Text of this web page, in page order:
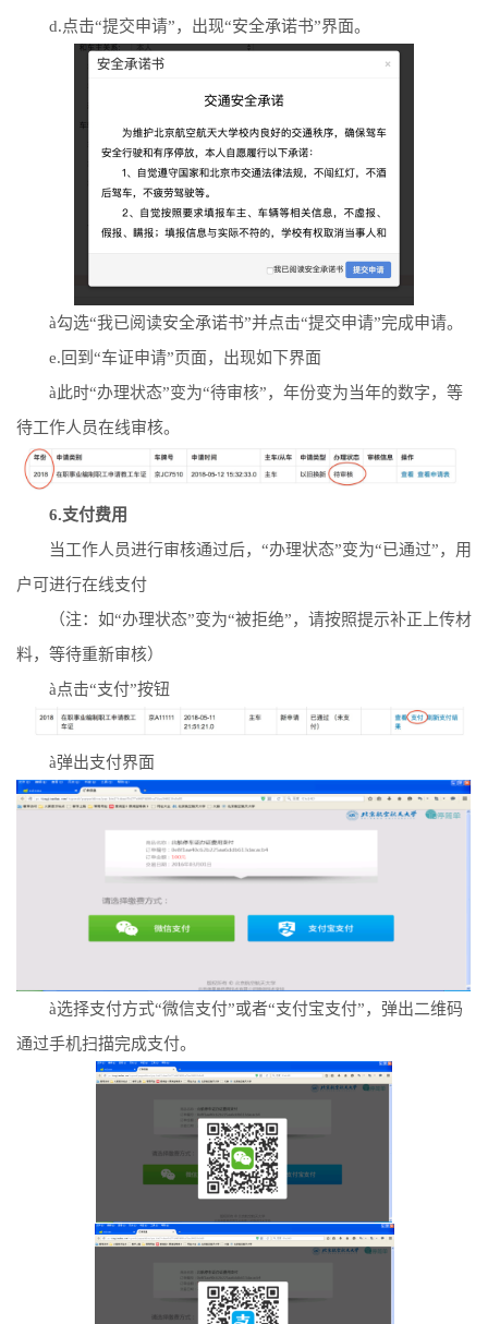
d.点击“提交申请”，出现“安全承诺书”界面。
à勾选“我已阅读安全承诺书”并点击“提交申请”完成申请。
e.回到“车证申请”页面，出现如下界面
à此时“办理状态”变为“待审核”，年份变为当年的数字，等
待工作人员在线审核。
6.支付费用
当工作人员进行审核通过后，“办理状态”变为“已通过”，用
户可进行在线支付
（注：如“办理状态”变为“被拒绝”，请按照提示补正上传材
料，等待重新审核）
à点击“支付”按钮
à弹出支付界面
à选择支付方式“微信支付”或者“支付宝支付”，弹出二维码
通过手机扫描完成支付。